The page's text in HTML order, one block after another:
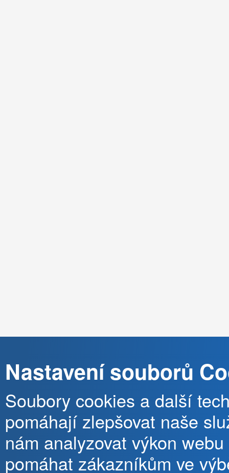
Nastavení souborů
Soubory cookies a další
pomáhají zlepšovat naše
nám analyzovat výkon
pomáhat zákazníkům ve